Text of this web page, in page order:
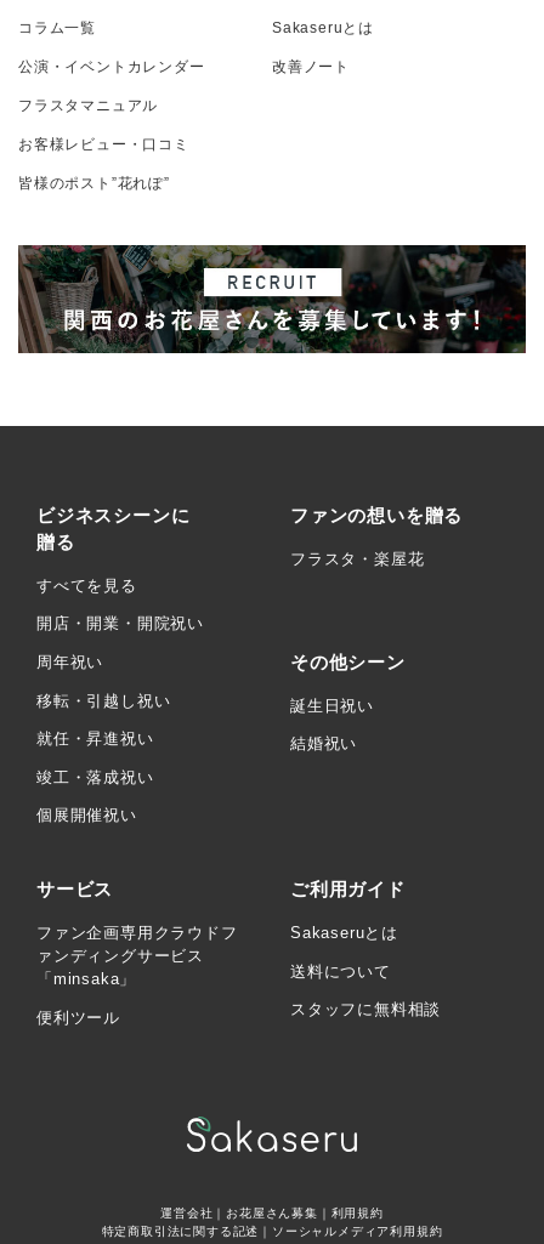
コラム一覧
公演・イベントカレンダー
フラスタマニュアル
お客様レビュー・口コミ
皆様のポスト”花れぽ”
Sakaseruとは
改善ノート
ビジネスシーンに
贈る
すべてを見る
開店・開業・開院祝い
周年祝い
移転・引越し祝い
就任・昇進祝い
竣工・落成祝い
個展開催祝い
ファンの想いを贈る
フラスタ・楽屋花
その他シーン
誕生日祝い
結婚祝い
サービス
ファン企画専用クラウドフ
ァンディングサービス
「minsaka」
便利ツール
ご利用ガイド
Sakaseruとは
送料について
スタッフに無料相談
運営会社 ｜ お花屋さん募集 ｜ 利用規約
特定商取引法に関する記述 ｜ ソーシャルメディア利用規約